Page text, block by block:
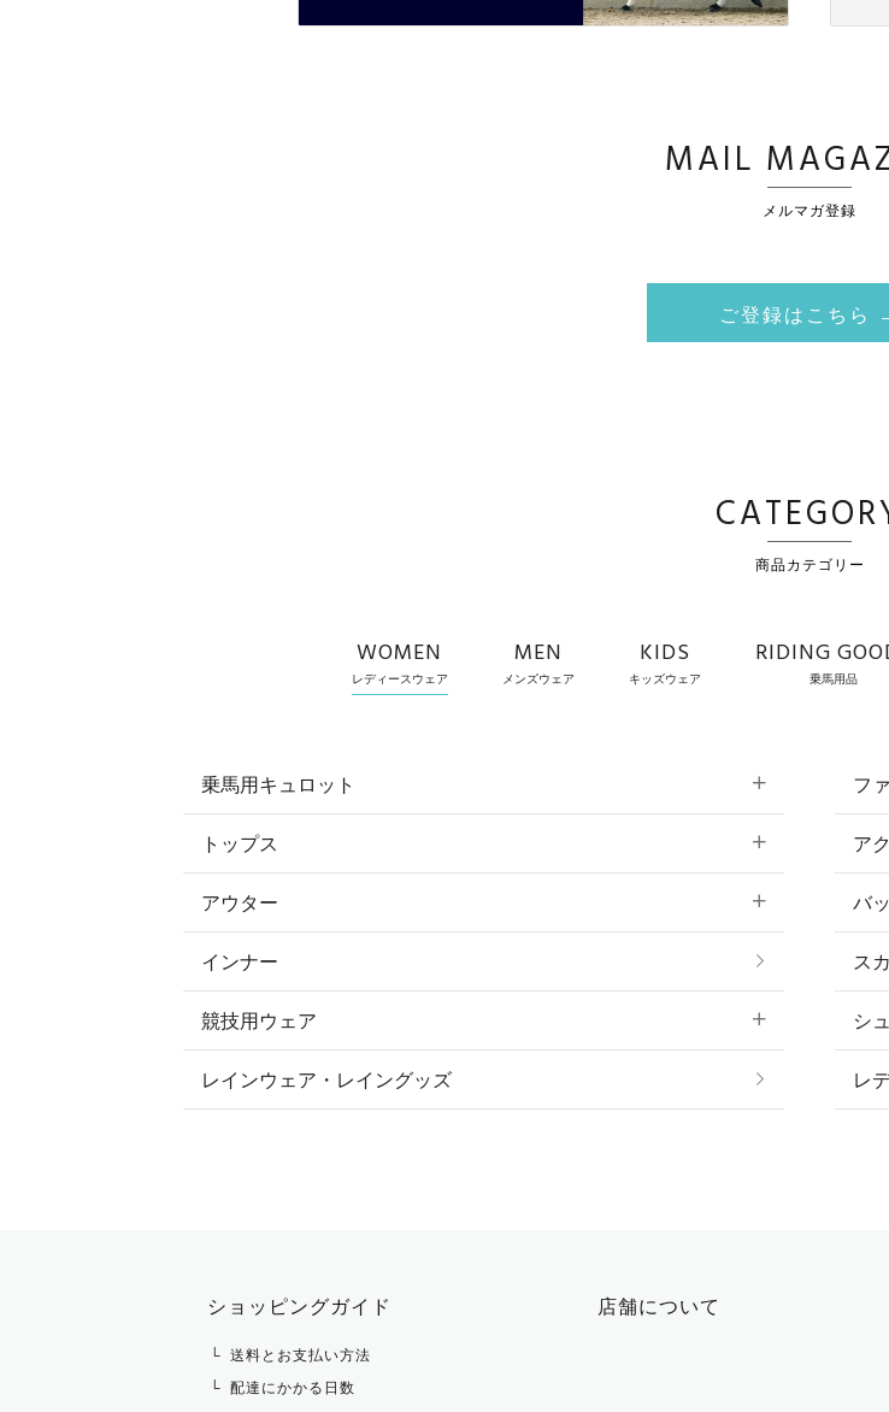
MAIL
メルマガ登録
ご登録はこちら
商品カテゴリー
WOMEN
レディースウェア
MEN
メンズウェア
KIDS
キッズウェア
RIDING
乗馬用品
乗馬用キュロット
すべてのキュロット
フルグリップ・尻革 キュロット
ニーグリップ・膝革 キュロット
トップス
すべてのトップス
ポロシャツ
カットソー・Tシャツ・タンクトップ
その他 トップス
アウター
すべてのアウター
コート
ジャケット・ブルゾン
インナー
競技用ウェア
すべての競技用ウェア
レインウェア・レイングッズ
フ
ア
バ
ス
シ
レ
ショッピングガイド
送料とお支払い方法
配達にかかる日数
店舗について